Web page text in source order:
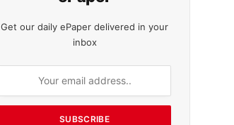
Get our daily ePaper delivered in your
inbox
SUBSCRIBE